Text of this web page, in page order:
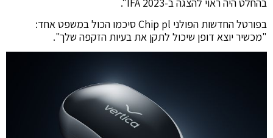
בפורטל החדשות הפולני Chip pl סיכמו הכול במשפט אחד:
"מכשיר יוצא דופן שיכול לתקן את בעיות הזקפה שלך".